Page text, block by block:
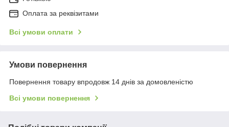
Оплата за реквізитами
Всі умови оплати
Умови повернення
Повернення товару впродовж 14 днів за домовленістю
Всі умови повернення